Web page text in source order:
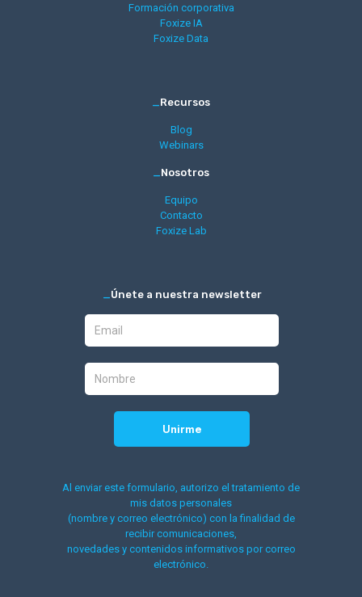
Formación corporativa
Foxize IA
Foxize Data
_Recursos
Blog
Webinars
_Nosotros
Equipo
Contacto
Foxize Lab
_Únete a nuestra newsletter
Al enviar este formulario, autorizo el tratamiento de
mis datos personales
(nombre y correo electrónico) con la finalidad de
recibir comunicaciones,
novedades y contenidos informativos por correo
electrónico.